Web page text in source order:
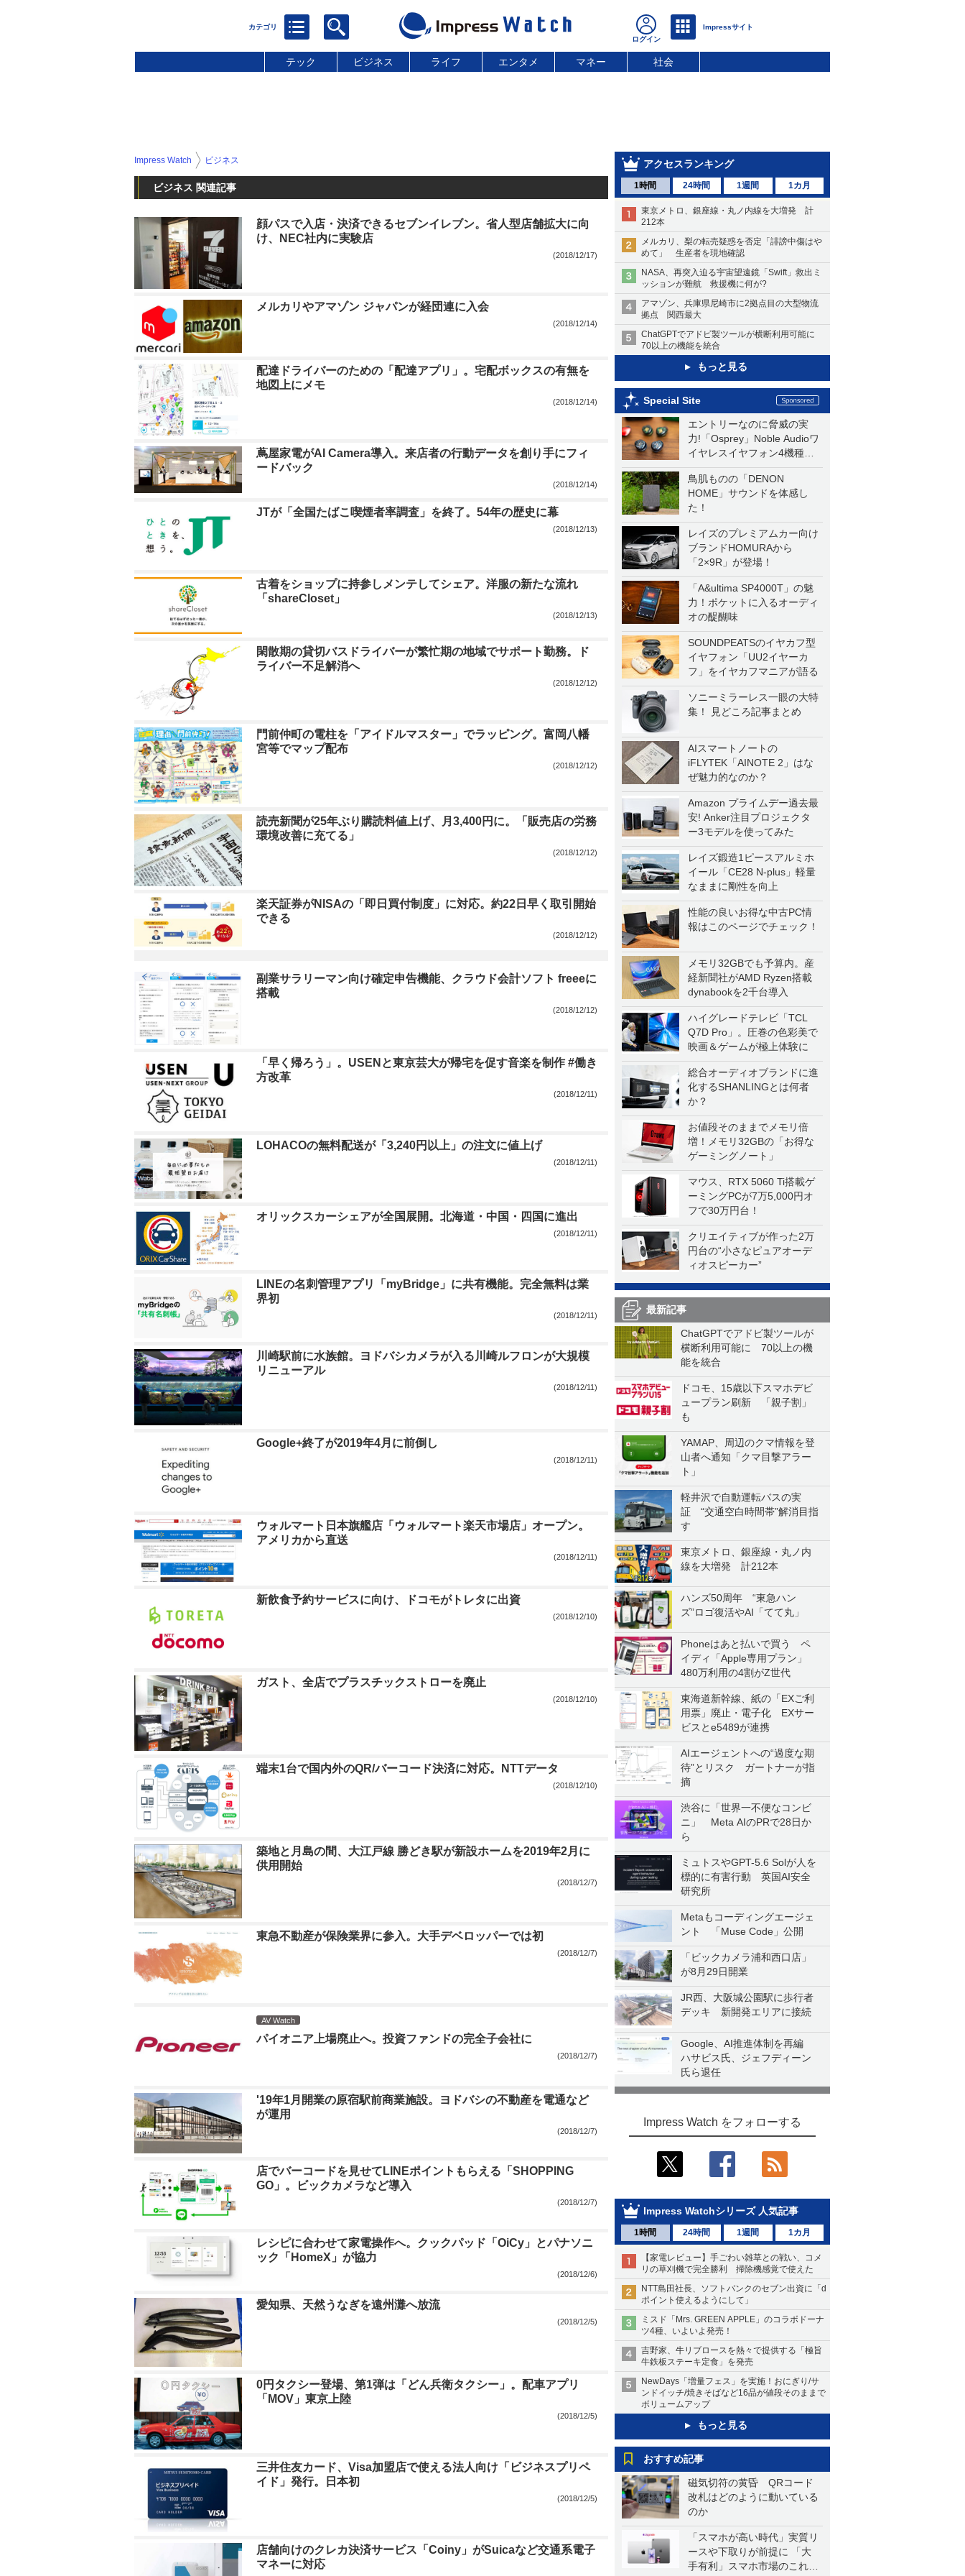
テック ビジネス ライフ エンタメ マネー 社会
アクセスランキング
1時間 24時間 1週間 1カ月
東京メトロ、銀座線・丸ノ内線を大増発 計
212本
メルカリ、梨の転売疑惑を否定「誹謗中傷はや
めて」 生産者を現地確認
NASA、再突入迫る宇宙望遠鏡「Swift」救出ミ
ッションが難航 救援機に何が?
アマゾン、兵庫県尼崎市に2拠点目の大型物流
拠点 関西最大
ChatGPTでアドビ製ツールが横断利用可能に
70以上の機能を統合
もっと見る
Special Site
エントリーなのに脅威の実
力!「Osprey」Noble Audioワ
イヤレスイヤフォン4機種を
一気に聴く
鳥肌ものの「DENON
HOME」サウンドを体感し
た！
レイズのプレミアムカー向け
ブランドHOMURAから
「2×9R」が登場！
「A&ultima SP4000T」の魅
力！ポケットに入るオーディ
オの醍醐味
SOUNDPEATSのイヤカフ型
イヤフォン「UU2イヤーカ
フ」をイヤカフマニアが語る
ソニーミラーレス一眼の大特
集！ 見どころ記事まとめ
AIスマートノートの
iFLYTEK「AINOTE 2」はな
ぜ魅力的なのか？
Amazon プライムデー過去最
安! Anker注目プロジェクタ
ー3モデルを使ってみた
レイズ鍛造1ピースアルミホ
イール「CE28 N-plus」軽量
なままに剛性を向上
性能の良いお得な中古PC情
報はこのページでチェック！
メモリ32GBでも予算内。産
経新聞社がAMD Ryzen搭載
dynabookを2千台導入
ハイグレードテレビ「TCL
Q7D Pro」。圧巻の色彩美で
映画＆ゲームが極上体験に
総合オーディオブランドに進
化するSHANLINGとは何者
か？
お値段そのままでメモリ倍
増！メモリ32GBの「お得な
ゲーミングノート」
マウス、RTX 5060 Ti搭載ゲ
ーミングPCが7万5,000円オ
フで30万円台！
クリエイティブが作った2万
円台の“小さなピュアオーデ
ィオスピーカー”
最新記事
ChatGPTでアドビ製ツールが
横断利用可能に 70以上の機
能を統合
ドコモ、15歳以下スマホデビ
ュープラン刷新 「親子割」
も
YAMAP、周辺のクマ情報を登
山者へ通知「クマ目撃アラー
ト」
軽井沢で自動運転バスの実
証 “交通空白時間帯”解消目指
す
東京メトロ、銀座線・丸ノ内
線を大増発 計212本
ハンズ50周年 “東急ハン
ズ”ロゴ復活やAI「てて丸」
Phoneはあと払いで買う ペ
イディ「Apple専用プラン」
480万利用の4割がZ世代
東海道新幹線、紙の「EXご利
用票」廃止・電子化 EXサー
ビスとe5489が連携
AIエージェントへの“過度な期
待”とリスク ガートナーが指
摘
渋谷に「世界一不便なコンビ
ニ」 Meta AIのPRで28日か
ら
ミュトスやGPT-5.6 Solが人を
標的に有害行動 英国AI安全
研究所
Metaもコーディングエージェ
ント 「Muse Code」公開
「ビックカメラ浦和西口店」
が8月29日開業
JR西、大阪城公園駅に歩行者
デッキ 新開発エリアに接続
Google、AI推進体制を再編
ハサビス氏、ジェフディーン
氏ら退任
Impress Watch をフォローする
Impress Watchシリーズ 人気記事
1時間 24時間 1週間 1カ月
【家電レビュー】手ごわい雑草との戦い、コメ
リの草刈機で完全勝利 掃除機感覚で使えた
NTT島田社長、ソフトバンクのセブン出資に「d
ポイント使えるようにして」
ミスド「Mrs. GREEN APPLE」のコラボドーナ
ツ4種、いよいよ発売！
吉野家、牛リブロースを熱々で提供する「極旨
牛鉄板ステーキ定食」を発売
NewDays「増量フェス」を実施！おにぎり/サ
ンドイッチ/焼きそばなど16品が値段そのままで
ボリュームアップ
もっと見る
おすすめ記事
磁気切符の黄昏 QRコード
改札はどのように動いている
のか
「スマホが高い時代」実質リ
ースや下取りが前提に 「大
手有利」スマホ市場のこれか
Impress Watch ビジネス
ビジネス 関連記事
顔パスで入店・決済できるセブンイレブン。省人型店舗拡大に向
け、NEC社内に実験店
(2018/12/17)
メルカリやアマゾン ジャパンが経団連に入会
(2018/12/14)
配達ドライバーのための「配達アプリ」。宅配ボックスの有無を
地図上にメモ
(2018/12/14)
蔦屋家電がAI Camera導入。来店者の行動データを創り手にフィ
ードバック
(2018/12/14)
JTが「全国たばこ喫煙者率調査」を終了。54年の歴史に幕
(2018/12/13)
古着をショップに持参しメンテしてシェア。洋服の新たな流れ
「shareCloset」
(2018/12/13)
閑散期の貸切バスドライバーが繁忙期の地域でサポート勤務。ド
ライバー不足解消へ
(2018/12/12)
門前仲町の電柱を「アイドルマスター」でラッピング。富岡八幡
宮等でマップ配布
(2018/12/12)
読売新聞が25年ぶり購読料値上げ、月3,400円に。「販売店の労務
環境改善に充てる」
(2018/12/12)
楽天証券がNISAの「即日買付制度」に対応。約22日早く取引開始
できる
(2018/12/12)
副業サラリーマン向け確定申告機能、クラウド会計ソフト freeeに
搭載
(2018/12/12)
「早く帰ろう」。USENと東京芸大が帰宅を促す音楽を制作 #働き
方改革
(2018/12/11)
LOHACOの無料配送が「3,240円以上」の注文に値上げ
(2018/12/11)
オリックスカーシェアが全国展開。北海道・中国・四国に進出
(2018/12/11)
LINEの名刺管理アプリ「myBridge」に共有機能。完全無料は業
界初
(2018/12/11)
川崎駅前に水族館。ヨドバシカメラが入る川崎ルフロンが大規模
リニューアル
(2018/12/11)
Google+終了が2019年4月に前倒し
(2018/12/11)
ウォルマート日本旗艦店「ウォルマート楽天市場店」オープン。
アメリカから直送
(2018/12/11)
新飲食予約サービスに向け、ドコモがトレタに出資
(2018/12/10)
ガスト、全店でプラスチックストローを廃止
(2018/12/10)
端末1台で国内外のQR/バーコード決済に対応。NTTデータ
(2018/12/10)
築地と月島の間、大江戸線 勝どき駅が新設ホームを2019年2月に
供用開始
(2018/12/7)
東急不動産が保険業界に参入。大手デベロッパーでは初
(2018/12/7)
AV Watch
パイオニア上場廃止へ。投資ファンドの完全子会社に
(2018/12/7)
'19年1月開業の原宿駅前商業施設。ヨドバシの不動産を電通など
が運用
(2018/12/7)
店でバーコードを見せてLINEポイントもらえる「SHOPPING
GO」。ビックカメラなど導入
(2018/12/7)
レシピに合わせて家電操作へ。クックパッド「OiCy」とパナソニ
ック「HomeX」が協力
(2018/12/6)
愛知県、天然うなぎを遠州灘へ放流
(2018/12/5)
0円タクシー登場、第1弾は「どん兵衛タクシー」。配車アプリ
「MOV」東京上陸
(2018/12/5)
三井住友カード、Visa加盟店で使える法人向け「ビジネスプリペ
イド」発行。日本初
(2018/12/5)
店舗向けのクレカ決済サービス「Coiny」がSuicaなど交通系電子
マネーに対応